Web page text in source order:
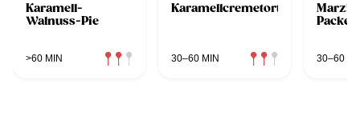
Karamell-
Walnuss-Pie
>60 MIN
Karamellcremetorte
30–60 MIN 30–60